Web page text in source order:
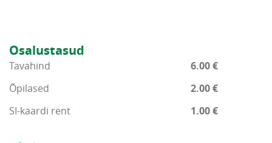
Osalustasud
Tavahind
6.00 €
Õpilased
2.00 €
SI-kaardi rent
1.00 €